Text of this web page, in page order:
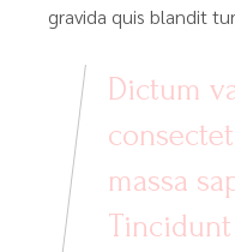
gravida quis blandit
Dictum
massa